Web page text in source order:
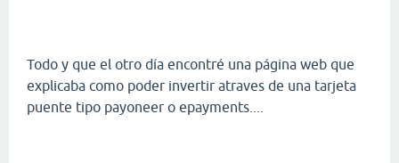
Todo y que el otro día encontré una página web que
explicaba como poder invertir atraves de una tarjeta
puente tipo payoneer o epayments....